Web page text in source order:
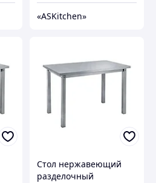
«ASKitсhen»
Стол нержавеющий
разделочный